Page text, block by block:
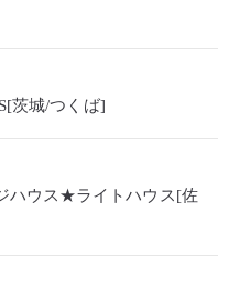
茨城/つくば]
ハウス★ライトハウス[佐